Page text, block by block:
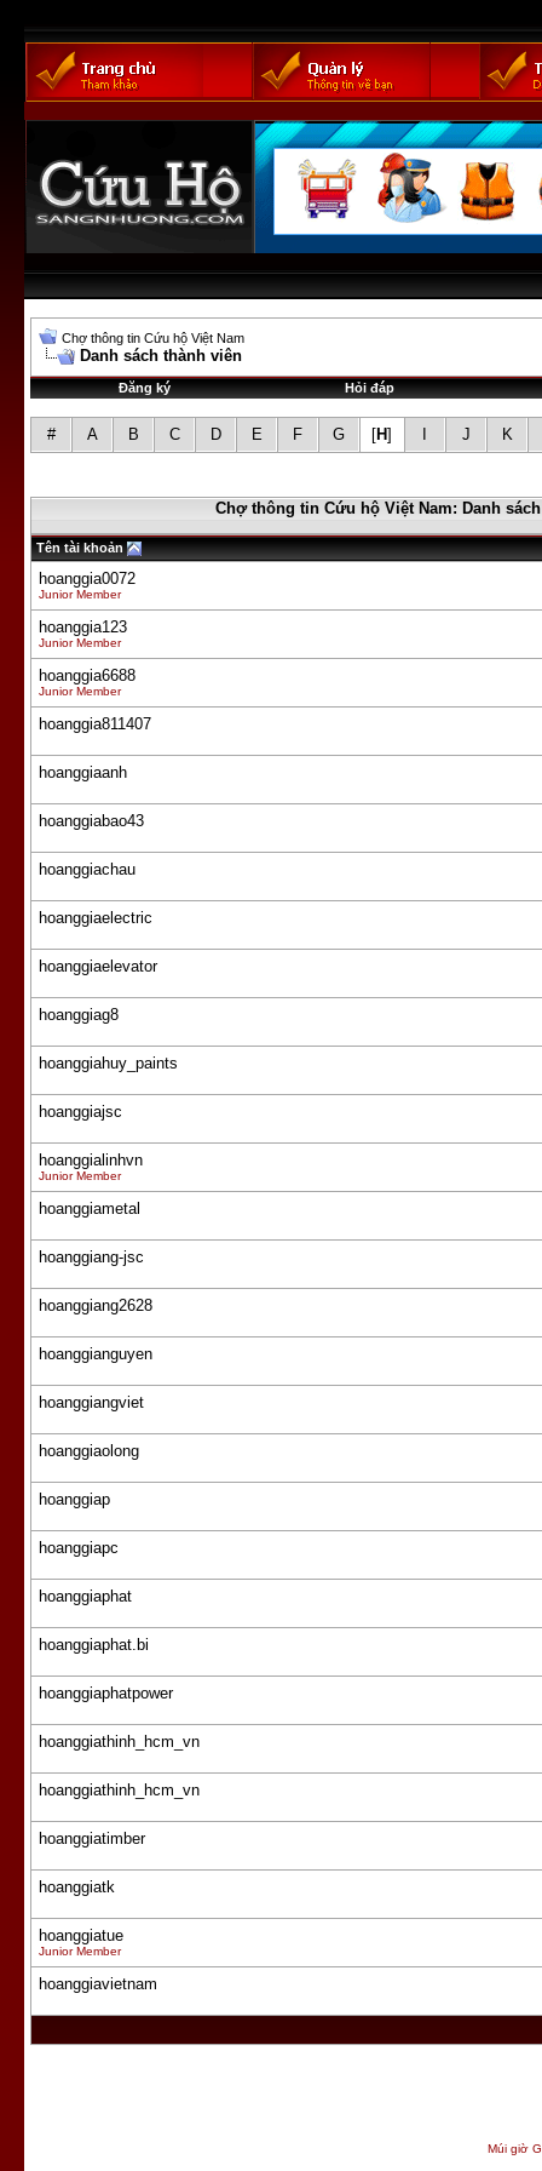
Chợ thông tin Cứu hộ Việt Nam
Danh sách thành viên
Đăng ký Hỏi đáp
# A B C D E F G [H] J K
Chợ thông tin Cứu hộ Việt Nam: Danh
Tên tài khoản
hoanggia0072
Junior Member
hoanggia123
Junior Member
hoanggia6688
Junior Member
hoanggia811407
hoanggiaanh
hoanggiabao43
hoanggiachau
hoanggiaelectric
hoanggiaelevator
hoanggiag8
hoanggiahuy_paints
hoanggiajsc
hoanggialinhvn
Junior Member
hoanggiametal
hoanggiang-jsc
hoanggiang2628
hoanggianguyen
hoanggiangviet
hoanggiaolong
hoanggiap
hoanggiapc
hoanggiaphat
hoanggiaphat.bi
hoanggiaphatpower
hoanggiathinh_hcm_vn
hoanggiathinh_hcm_vn
hoanggiatimber
hoanggiatk
hoanggiatue
Junior Member
hoanggiavietnam
Múi giờ